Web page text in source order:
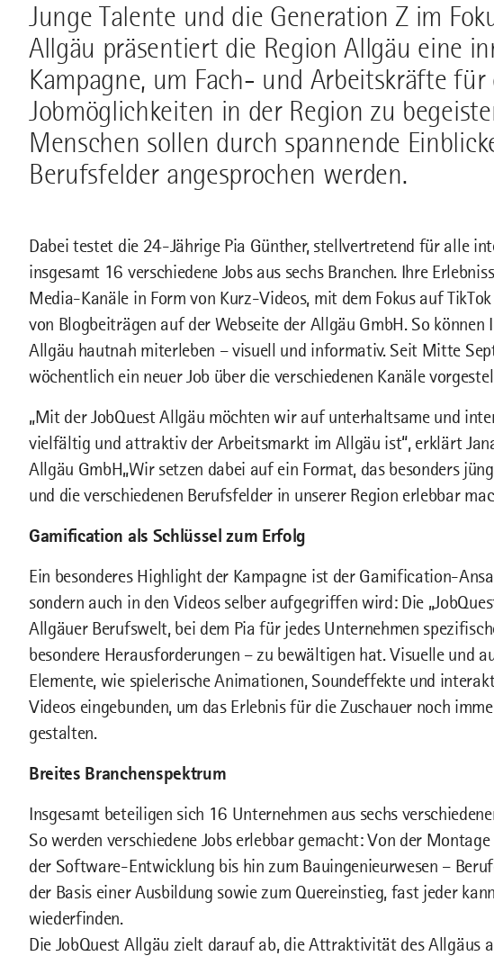
Junge Talente und die Generation Z im
Allgäu präsentiert die Region Allgäu eine
Kampagne, um Fach- und Arbeitskräfte
Jobmöglichkeiten in der Region zu
Menschen sollen durch spannende
Berufsfelder angesprochen werden.
Dabei testet die 24-Jährige Pia Günther, stellvertretend für alle
insgesamt 16 verschiedene Jobs aus sechs Branchen. Ihre
Media-Kanäle in Form von Kurz-Videos, mit dem Fokus auf
von Blogbeiträgen auf der Webseite der Allgäu GmbH. So
Allgäu hautnah miterleben – visuell und informativ. Seit Mitte
wöchentlich ein neuer Job über die verschiedenen Kanäle
„Mit der JobQuest Allgäu möchten wir auf unterhaltsame und
vielfältig und attraktiv der Arbeitsmarkt im Allgäu ist“, erklärt
Allgäu GmbH„Wir setzen dabei auf ein Format, das besonders
und die verschiedenen Berufsfelder in unserer Region erlebbar
Gamification als Schlüssel zum Erfolg
Ein besonderes Highlight der Kampagne ist der Gamification-
sondern auch in den Videos selber aufgegriffen wird: Die
Allgäuer Berufswelt, bei dem Pia für jedes Unternehmen
besondere Herausforderungen – zu bewältigen hat. Visuelle und
Elemente, wie spielerische Animationen, Soundeffekte und
Videos eingebunden, um das Erlebnis für die Zuschauer noch
gestalten.
Breites Branchenspektrum
Insgesamt beteiligen sich 16 Unternehmen aus sechs
So werden verschiedene Jobs erlebbar gemacht: Von der
der Software-Entwicklung bis hin zum Bauingenieurwesen –
der Basis einer Ausbildung sowie zum Quereinstieg, fast jeder
wiederfinden.
Die JobQuest Allgäu zielt darauf ab, die Attraktivität des Allgäus